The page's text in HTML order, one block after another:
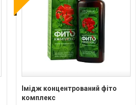
Імідж концентрований фіто
комплекс